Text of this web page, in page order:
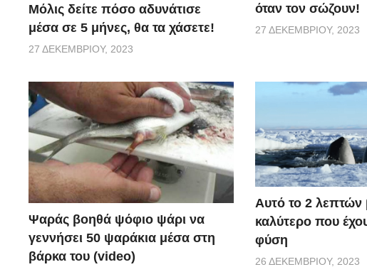
Μόλις δείτε πόσο αδυνάτισε
μέσα σε 5 μήνες, θα τα χάσετε!
27 ΔΕΚΕΜΒΡΊΟΥ, 2023
όταν τον σώζουν!
27 ΔΕΚΕΜΒΡΊΟΥ, 2023
Ψαράς βοηθά ψόφιο ψάρι να
γεννήσει 50 ψαράκια μέσα στη
βάρκα του (video)
Αυτό το 2 λεπτών
καλύτερο που
φύση
26 ΔΕΚΕΜΒΡΊΟΥ, 2023